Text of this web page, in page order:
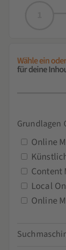
Wähle ein
für deine
Grundlagen
Online
Content
Local
Online